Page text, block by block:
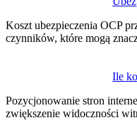
Koszt ubezpieczenia OCP
czynników, które mogą
Ile
Pozycjonowanie stron
zwiększenie widoczności